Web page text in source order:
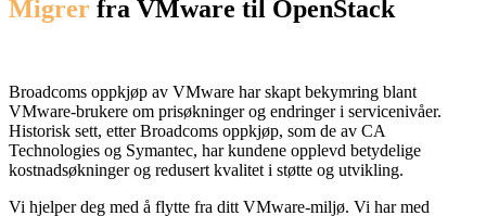
Migrer fra VMware til OpenStack
Broadcoms oppkjøp av VMware har skapt bekymring blant
VMware-brukere om prisøkninger og endringer i servicenivåer.
Historisk sett, etter Broadcoms oppkjøp, som de av CA
Technologies og Symantec, har kundene opplevd betydelige
kostnadsøkninger og redusert kvalitet i støtte og utvikling.
Vi hjelper deg med å flytte fra ditt VMware-miljø. Vi har med